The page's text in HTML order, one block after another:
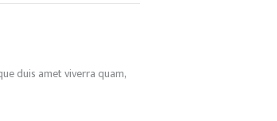
duis amet viverra quam,